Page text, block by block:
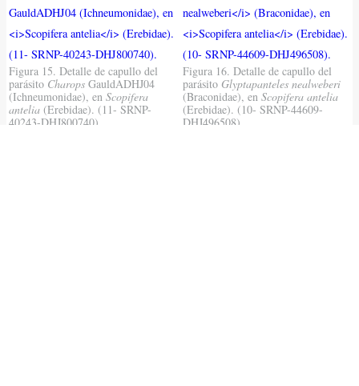
Figura 15. Detalle de capullo del
parásito Charops GauldADHJ04
(Ichneumonidae), en Scopifera
antelia (Erebidae). (11- SRNP-
40243-DHJ800740).
Figura 16. Detalle de capullo del
parásito Glyptapanteles nealweberi
(Braconidae), en Scopifera antelia
(Erebidae). (10- SRNP-44609-
DHJ496508).